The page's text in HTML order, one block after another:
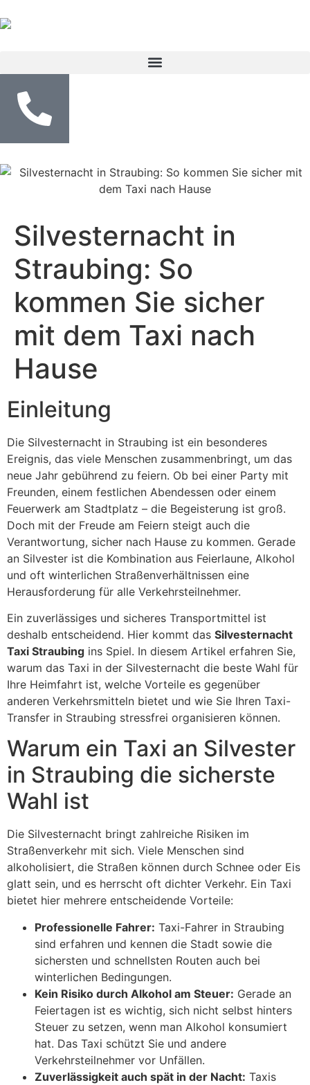
Silvesternacht in
Straubing: So
kommen Sie sicher
mit dem Taxi nach
Hause
Einleitung
Die Silvesternacht in Straubing ist ein besonderes
Ereignis, das viele Menschen zusammenbringt, um das
neue Jahr gebührend zu feiern. Ob bei einer Party mit
Freunden, einem festlichen Abendessen oder einem
Feuerwerk am Stadtplatz – die Begeisterung ist groß.
Doch mit der Freude am Feiern steigt auch die
Verantwortung, sicher nach Hause zu kommen. Gerade
an Silvester ist die Kombination aus Feierlaune, Alkohol
und oft winterlichen Straßenverhältnissen eine
Herausforderung für alle Verkehrsteilnehmer.
Ein zuverlässiges und sicheres Transportmittel ist
deshalb entscheidend. Hier kommt das Silvesternacht
Taxi Straubing ins Spiel. In diesem Artikel erfahren Sie,
warum das Taxi in der Silvesternacht die beste Wahl für
Ihre Heimfahrt ist, welche Vorteile es gegenüber
anderen Verkehrsmitteln bietet und wie Sie Ihren Taxi-
Transfer in Straubing stressfrei organisieren können.
Warum ein Taxi an Silvester
in Straubing die sicherste
Wahl ist
Die Silvesternacht bringt zahlreiche Risiken im
Straßenverkehr mit sich. Viele Menschen sind
alkoholisiert, die Straßen können durch Schnee oder Eis
glatt sein, und es herrscht oft dichter Verkehr. Ein Taxi
bietet hier mehrere entscheidende Vorteile:
Professionelle Fahrer: Taxi-Fahrer in Straubing
sind erfahren und kennen die Stadt sowie die
sichersten und schnellsten Routen auch bei
winterlichen Bedingungen.
Kein Risiko durch Alkohol am Steuer: Gerade an
Feiertagen ist es wichtig, sich nicht selbst hinters
Steuer zu setzen, wenn man Alkohol konsumiert
hat. Das Taxi schützt Sie und andere
Verkehrsteilnehmer vor Unfällen.
Zuverlässigkeit auch spät in der Nacht: Taxis